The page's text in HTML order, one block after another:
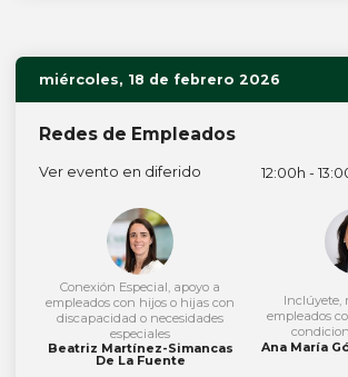
miércoles, 18 de febrero 2026
Redes de Empleados
Ver evento en diferido 12:00h -
Conexión Especial, apoyo a
empleados con hijos o hijas con
discapacidad o necesidades
especiales
Beatriz Martínez-Simancas
De La Fuente
Inclúyete,
empleados
Ana María